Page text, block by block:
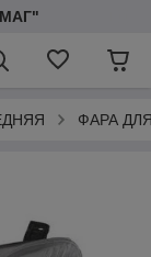
МАГ"
ФАРА